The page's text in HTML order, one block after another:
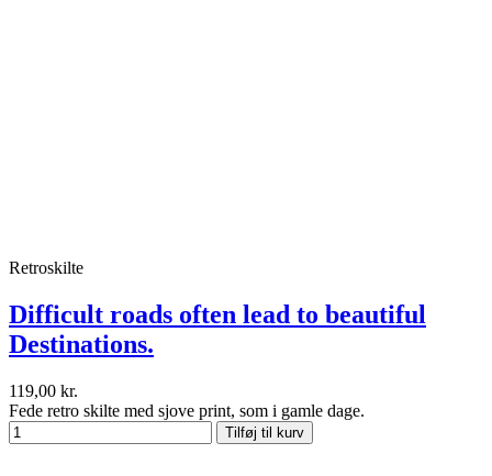
Retroskilte
Difficult roads often lead to beautiful
Destinations.
119,00 kr.
Fede retro skilte med sjove print, som i gamle dage.
Tilføj til kurv